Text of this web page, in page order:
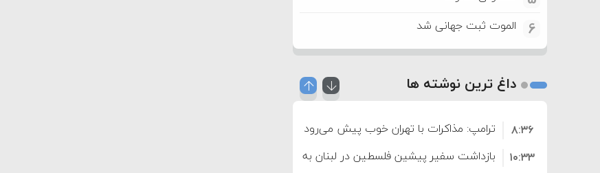
6 الموت ثبت جهانی شد
داغ ترین نوشته ها
ترامپ: مذاکرات با تهران خوب پیش می‌رود
۸:۳۶
بازداشت سفیر پیشین فلسطین در لبنان به اتهام فساد و اختلاس اموال
۱۰:۳۳